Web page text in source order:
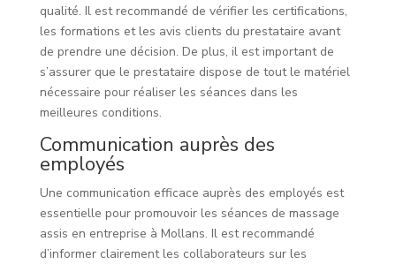
qualité. Il est recommandé de vérifier les certifications,
les formations et les avis clients du prestataire avant
de prendre une décision. De plus, il est important de
s’assurer que le prestataire dispose de tout le matériel
nécessaire pour réaliser les séances dans les
meilleures conditions.
Communication auprès des
employés
Une communication efficace auprès des employés est
essentielle pour promouvoir les séances de massage
assis en entreprise à Mollans. Il est recommandé
d’informer clairement les collaborateurs sur les